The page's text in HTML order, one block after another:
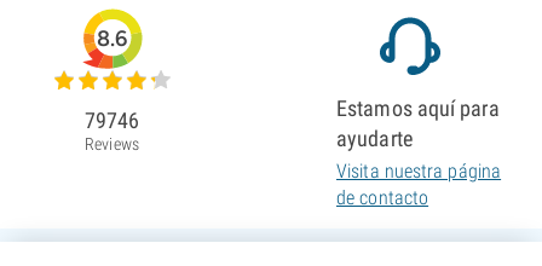
8.6
79746
Reviews
Estamos aquí para
ayudarte
Visita nuestra página
de contacto